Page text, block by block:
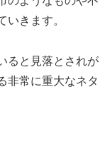
いきます。
ると見落とされが
非常に重大なネタ